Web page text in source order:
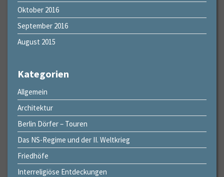
Oktober 2016
September 2016
August 2015
Kategorien
Allgemein
Architektur
Berlin Dörfer – Touren
Das NS-Regime und der II. Weltkrieg
Friedhöfe
Interreligiöse Entdeckungen